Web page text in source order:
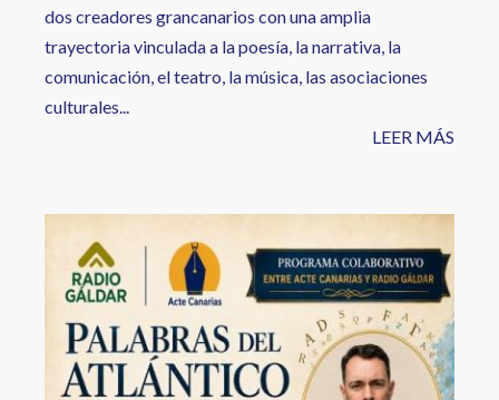
dos creadores grancanarios con una amplia
trayectoria vinculada a la poesía, la narrativa, la
comunicación, el teatro, la música, las asociaciones
culturales...
LEER MÁS